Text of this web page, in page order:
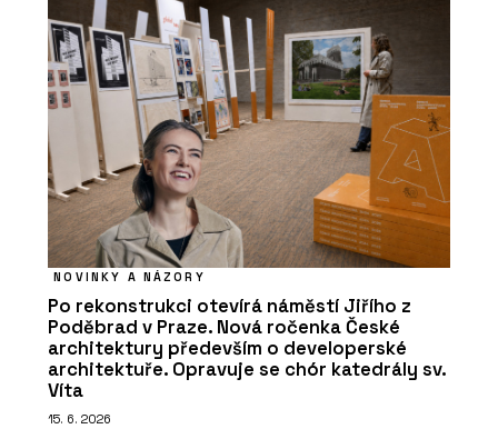
NOVINKY A NÁZORY
Po rekonstrukci otevírá náměstí Jiřího z
Poděbrad v Praze. Nová ročenka České
architektury především o developerské
architektuře. Opravuje se chór katedrály sv.
Víta
15. 6. 2026